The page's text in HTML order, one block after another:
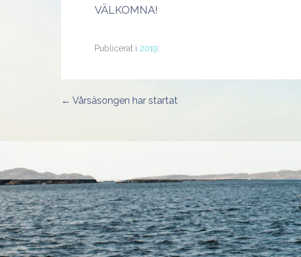
VÄLKOMNA!
Publicerat i 2019:
Inläggsnavigering
← Vårsäsongen har startat